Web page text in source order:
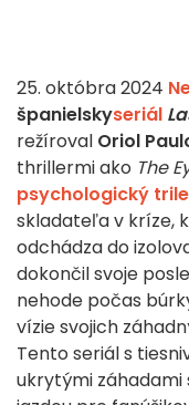
25. októbra 2024
španielskyseriál
režíroval Oriol
thrillermi ako The
psychologický
skladateľa v kríze,
odchádza do
dokončil svoje
nehode počas
vízie svojich
Tento seriál s
ukrytými záhadami